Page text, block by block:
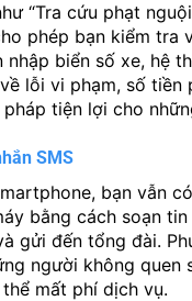
“Tra cứu phạt
phép bạn kiểm tra
nhập biển số xe, hệ
lỗi vi phạm, số tiền
tiện lợi cho
SMS
bạn vẫn
bằng cách soạn
gửi đến tổng đài.
người không quen
mất phí dịch vụ.